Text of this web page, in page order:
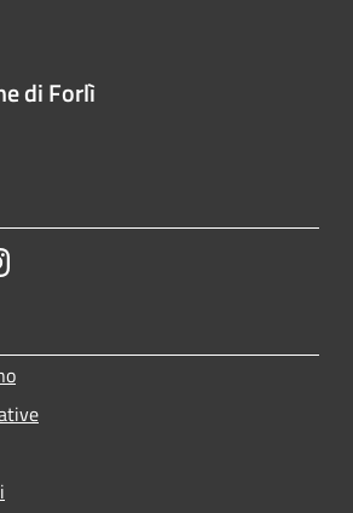
di Forlì
Instagram